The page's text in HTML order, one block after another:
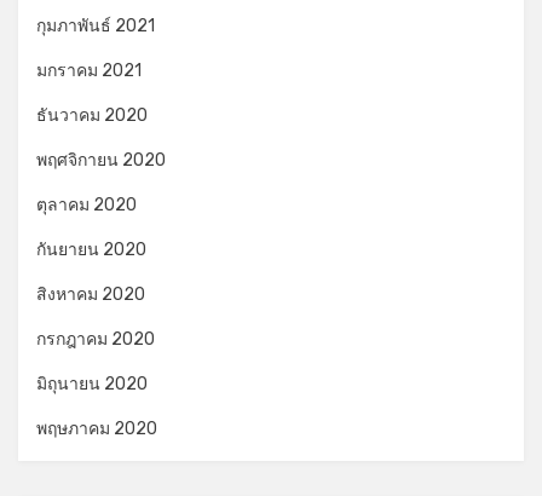
กุมภาพันธ์ 2021
มกราคม 2021
ธันวาคม 2020
พฤศจิกายน 2020
ตุลาคม 2020
กันยายน 2020
สิงหาคม 2020
กรกฎาคม 2020
มิถุนายน 2020
พฤษภาคม 2020